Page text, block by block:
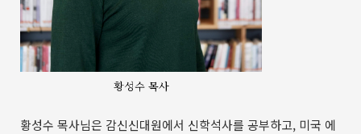
황성수 목사
황성수 목사님은 감신신대원에서 신학석사를 공부하고, 미국 에